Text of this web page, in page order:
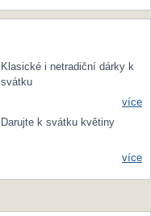
Klasické i netradiční dárky k
svátku
více
Darujte k svátku květiny
více